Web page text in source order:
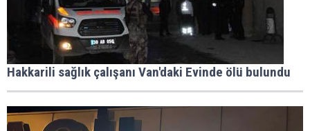
Hakkarili sağlık çalışanı Van'daki Evinde ölü bulundu